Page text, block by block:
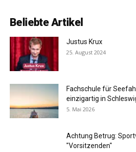
Beliebte Artikel
Justus Krux
25. August 2024
Fachschule für
einzigartig in
5. Mai 2026
Achtung Betrug:
"Vorsitzenden"